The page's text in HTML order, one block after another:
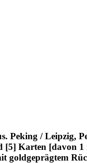
Peking / Leipzig,
Karten [davon 1
goldgeprägtem